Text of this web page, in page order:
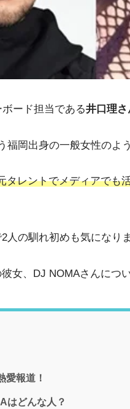
ード担当である井口理
福岡出身の一般女性のよ
タレントでメディアでも
人の馴れ初めも気になり
女、DJ NOMAさんにつ
愛報道！
はどんな人？